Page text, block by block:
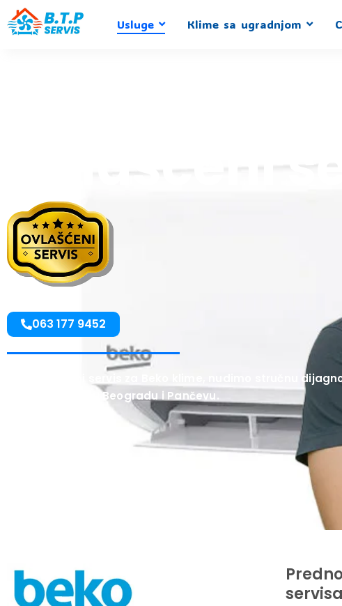
Пређи
на
Usluge Klime sa ugradnjom
Ovlašćeni
063 177 9452
Kao ovlašćeni servis za Beko klime, nudimo stručnu
već godinama u Beogradu i Pančevu.
servisa